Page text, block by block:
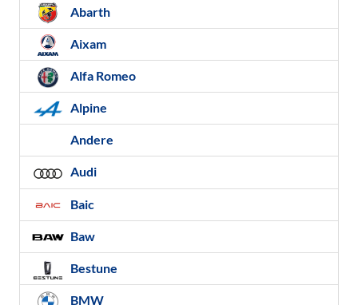
Abarth
Aixam
Alfa Romeo
Alpine
Andere
Audi
Baic
Baw
Bestune
BMW